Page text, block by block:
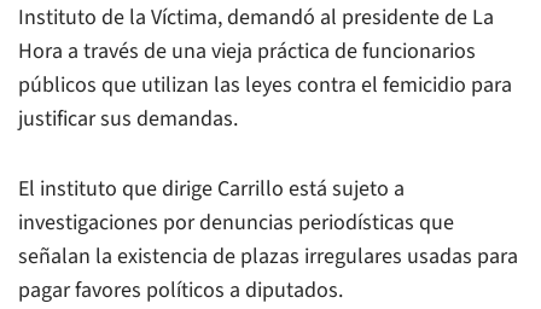
Instituto de la Víctima, demandó al presidente de La
Hora a través de una vieja práctica de funcionarios
públicos que utilizan las leyes contra el femicidio para
justificar sus demandas.
El instituto que dirige Carrillo está sujeto a
investigaciones por denuncias periodísticas que
señalan la existencia de plazas irregulares usadas para
pagar favores políticos a diputados.